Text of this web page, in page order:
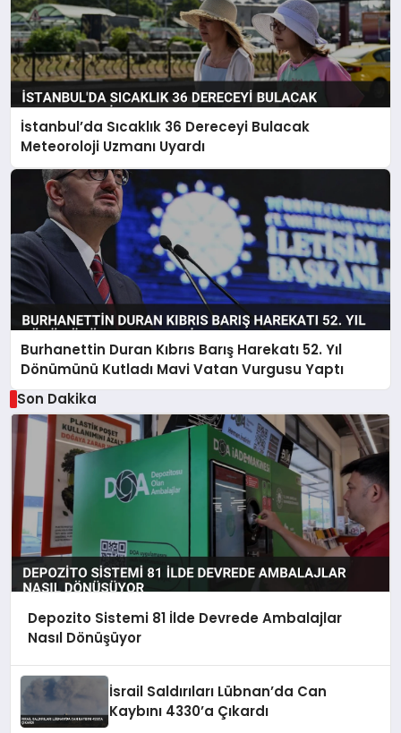
İstanbul’da Sıcaklık 36 Dereceyi Bulacak
Meteoroloji Uzmanı Uyardı
Burhanettin Duran Kıbrıs Barış Harekatı 52. Yıl
Dönümünü Kutladı Mavi Vatan Vurgusu Yaptı
Son Dakika
Depozito Sistemi 81 İlde Devrede Ambalajlar
Nasıl Dönüşüyor
İsrail Saldırıları Lübnan’da Can
Kaybını 4330’a Çıkardı